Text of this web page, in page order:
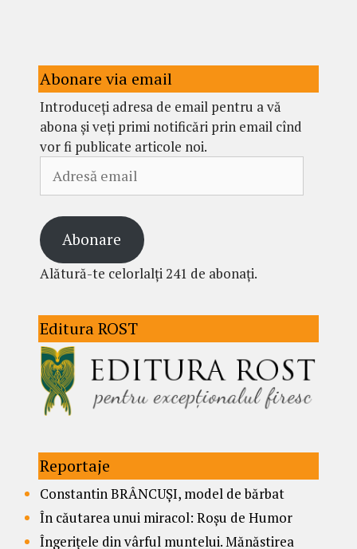
Abonare via email
Introduceți adresa de email pentru a vă
abona și veți primi notificări prin email cînd
vor fi publicate articole noi.
email
Abonare
Alătură-te celorlalți 241 de abonați.
Editura ROST
Reportaje
Constantin BRÂNCUȘI, model de bărbat
În căutarea unui miracol: Roșu de Humor
Îngerițele din vârful muntelui. Mănăstirea